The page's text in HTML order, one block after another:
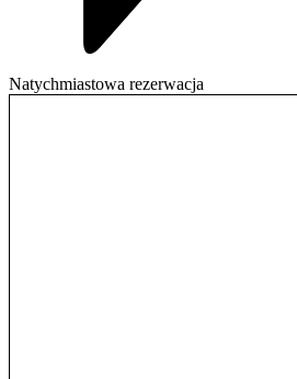
Natychmiastowa rezerwacja